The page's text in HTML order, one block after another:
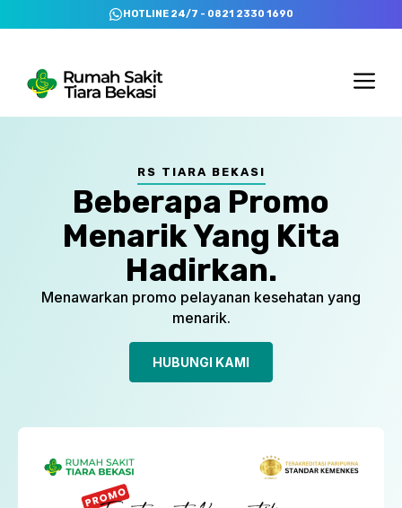
to
HOTLINE 24/7 - 0821 2330 1690
RS TIARA BEKASI
Beberapa Promo
Menarik Yang Kita
Hadirkan.
Menawarkan promo pelayanan kesehatan yang
menarik.
HUBUNGI KAMI